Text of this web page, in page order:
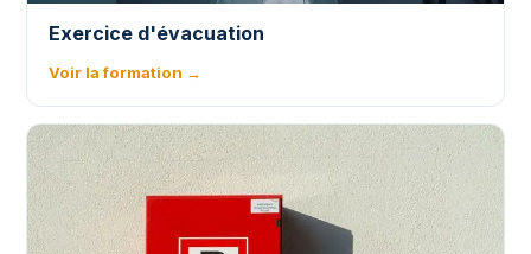
Exercice d'évacuation
Voir la formation →